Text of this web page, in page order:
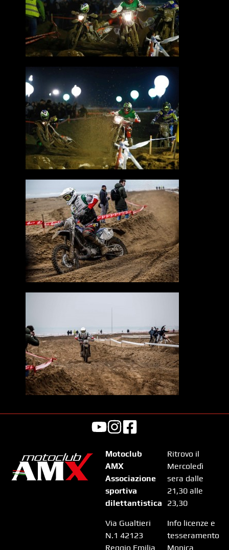
Motoclub
AMX
Associazione
sportiva
dilettantistica
Via Gualtieri
N.1 42123
Reggio Emilia
Ritrovo il
Mercoledì
sera dalle
21,30 alle
23,30
Info licenze e
tesseramento
Monica